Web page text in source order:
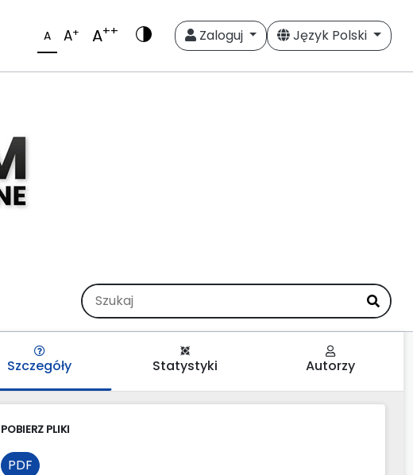
A A+ A++ Zaloguj Język Polski
Szczegóły Statystyki Autorzy
POBIERZ PLIKI
PDF